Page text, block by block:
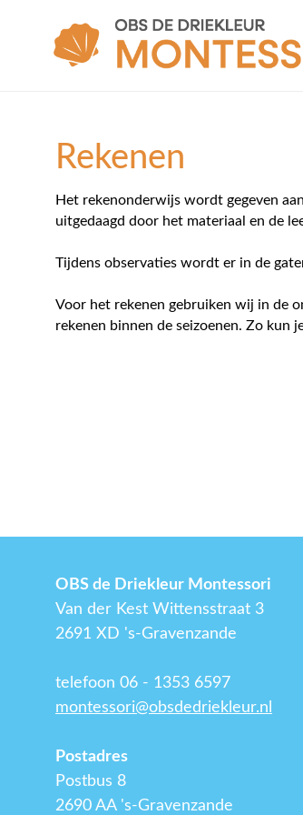
Rekenen
Het rekenonderwijs wordt gegeven
uitgedaagd door het materiaal en de
Tijdens observaties wordt er in de
Voor het rekenen gebruiken wij in de
rekenen binnen de seizoenen. Zo kun
OBS de Driekleur Montessori
Van der Kest Wittensstraat 3
2691 XD 's-Gravenzande
telefoon 06 - 1353 6597
montessori@obsdedriekleur.nl
Postadres
Postbus 8
2690 AA 's-Gravenzande